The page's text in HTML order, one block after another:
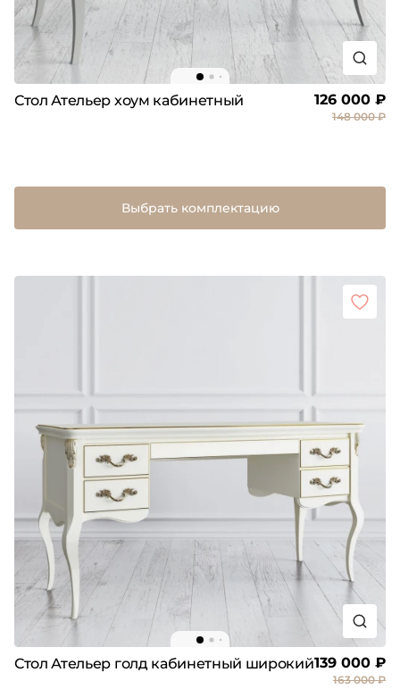
Стол Ательер хоум кабинетный 126 000 ₽
148 000 ₽
Выбрать комплектацию
Стол Ательер голд кабинетный широкий139 000 ₽
163 000 ₽